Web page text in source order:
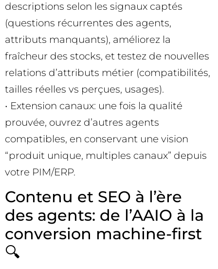
descriptions selon les signaux captés
(questions récurrentes des agents,
attributs manquants), améliorez la
fraîcheur des stocks, et testez de nouvelles
relations d’attributs métier (compatibilités,
tailles réelles vs perçues, usages).
• Extension canaux: une fois la qualité
prouvée, ouvrez d’autres agents
compatibles, en conservant une vision
“produit unique, multiples canaux” depuis
votre PIM/ERP.
Contenu et SEO à l’ère
des agents: de l’AAIO à la
conversion machine-first
🔍